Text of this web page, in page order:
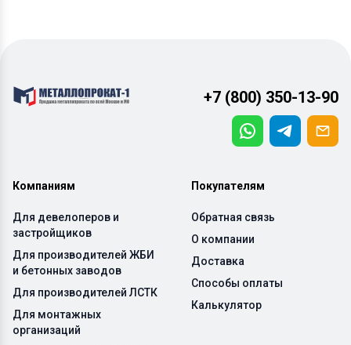
+7 (800) 350-13-90
Компаниям
Для девелоперов и
застройщиков
Для производителей ЖБИ
и бетонных заводов
Для производителей ЛСТК
Для монтажных
организаций
Покупателям
Обратная связь
О компании
Доставка
Способы оплаты
Калькулятор